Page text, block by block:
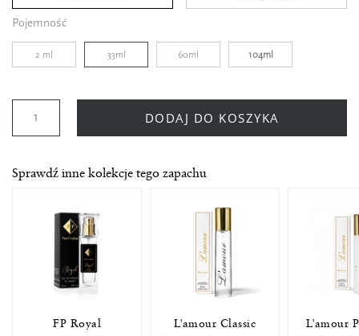
Pojemność
2 ml 33ml 60ml 104ml
DODAJ DO KOSZYKA
Sprawdź inne kolekcje tego zapachu
FP Royal L'amour Classic L'amour